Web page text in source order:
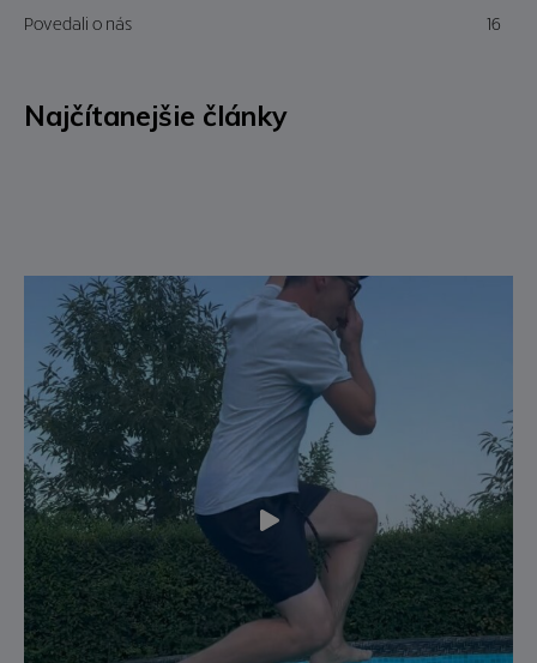
Povedali o nás
16
Najčítanejšie články